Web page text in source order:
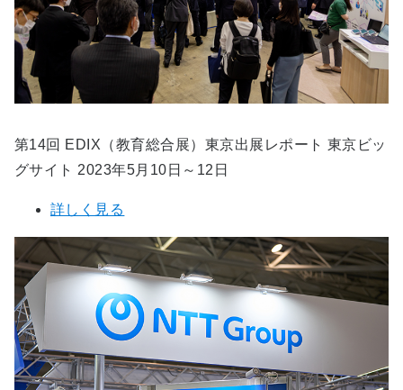
第14回 EDIX（教育総合展）東京出展レポート 東京ビッ
グサイト 2023年5月10日～12日
詳しく見る